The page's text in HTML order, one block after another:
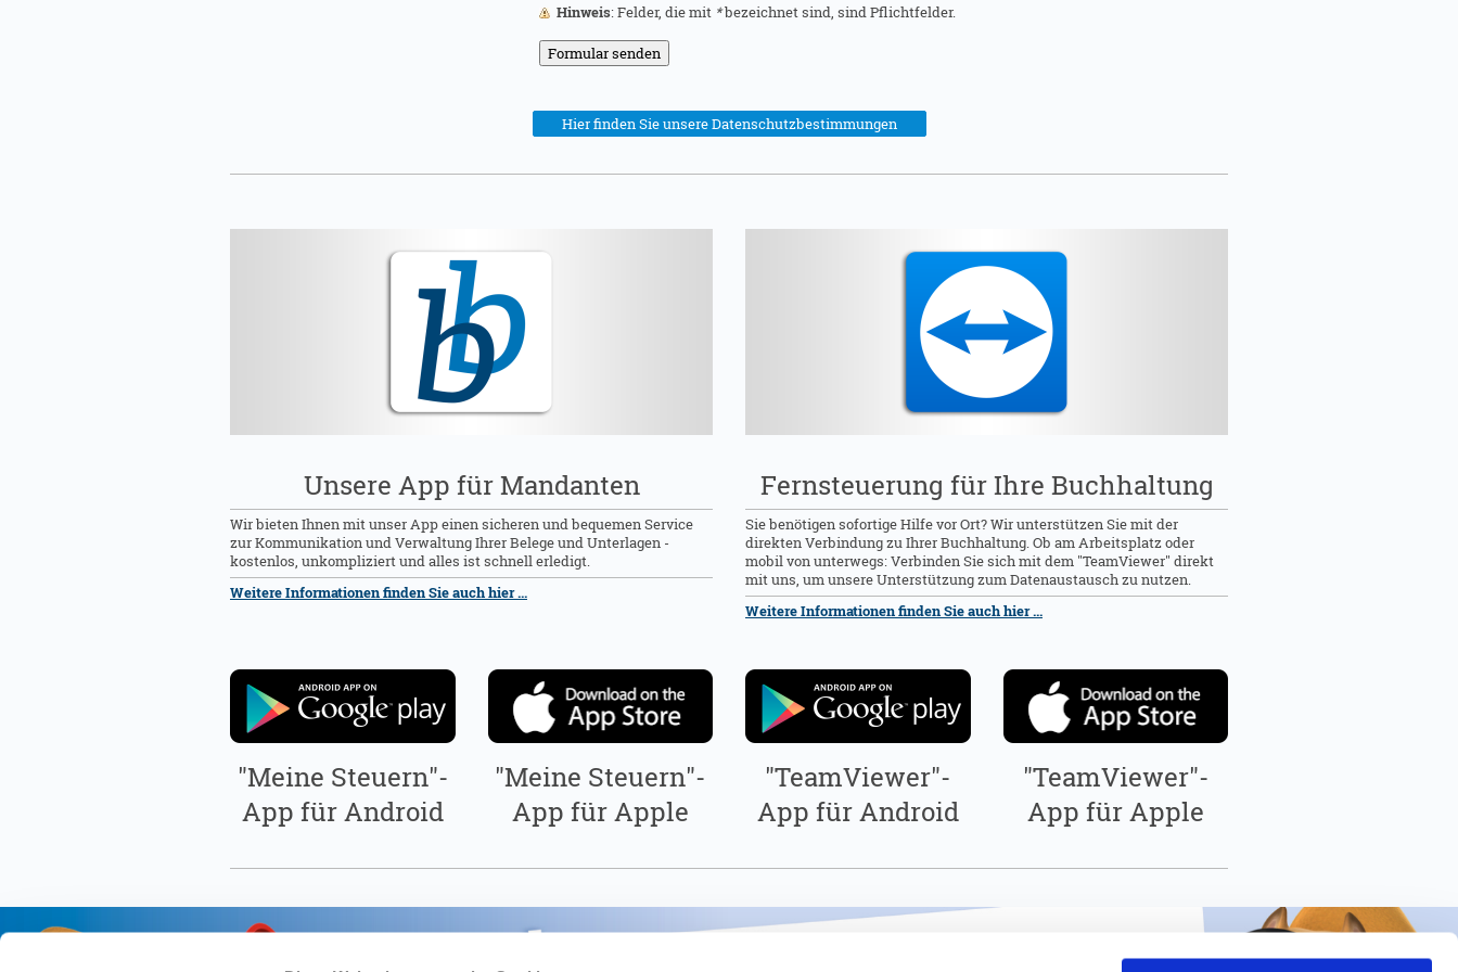
Hinweis : Felder, die mit *bezeichnet sind, sind Pflichtfelder.
Hier finden Sie unsere Datenschutzbestimmungen
Unsere App für Mandanten
Wir bieten Ihnen mit unser App einen sicheren und bequemen Service
zur Kommunikation und Verwaltung Ihrer Belege und Unterlagen -
kostenlos, unkompliziert und alles ist schnell erledigt.
Weitere Informationen finden Sie auch hier ...
Fernsteuerung für Ihre Buchhaltung
Sie benötigen sofortige Hilfe vor Ort? Wir unterstützen Sie mit der
direkten Verbindung zu Ihrer Buchhaltung. Ob am Arbeitsplatz oder
mobil von unterwegs: Verbinden Sie sich mit dem "TeamViewer" direkt
mit uns, um unsere Unterstützung zum Datenaustausch zu nutzen.
Weitere Informationen finden Sie auch hier ...
"Meine Steuern"-
App für Android
"Meine Steuern"-
App für Apple
"TeamViewer"-
App für Android
"TeamViewer"-
App für Apple